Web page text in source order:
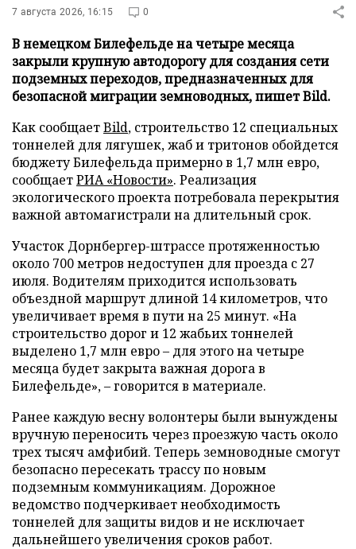
7 августа 2026, 16:15 0
В немецком Билефельде на четыре месяца
закрыли крупную автодорогу для создания сети
подземных переходов, предназначенных для
безопасной миграции земноводных, пишет Bild.
Как сообщаетBild, строительство 12 специальных
тоннелей для лягушек, жаб и тритонов обойдется
бюджету Билефельда примерно в 1,7 млн евро,
сообщаетРИА «Новости». Реализация
экологического проекта потребовала перекрытия
важной автомагистрали на длительный срок.
Участок Дорнбергер-штрассе протяженностью
около 700 метров недоступен для проезда с 27
июля. Водителям приходится использовать
объездной маршрут длиной 14 километров, что
увеличивает время в пути на 25 минут. «На
строительство дорог и 12 жабьих тоннелей
выделено 1,7 млн евро – для этого на четыре
месяца будет закрыта важная дорога в
Билефельде», – говорится в материале.
Ранее каждую весну волонтеры были вынуждены
вручную переносить через проезжую часть около
трех тысяч амфибий. Теперь земноводные смогут
безопасно пересекать трассу по новым
подземным коммуникациям. Дорожное
ведомство подчеркивает необходимость
тоннелей для защиты видов и не исключает
дальнейшего увеличения сроков работ.